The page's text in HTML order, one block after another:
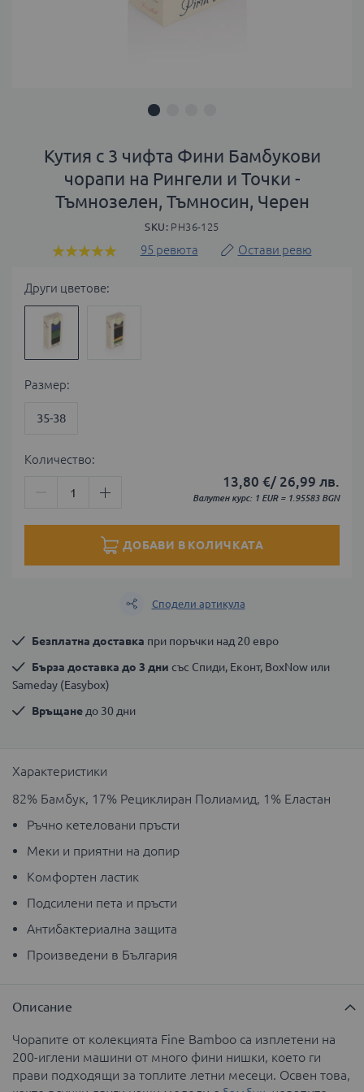
началото
Кутия с 3 чифта Фини Бамбукови
чорапи на Рингели и Точки -
Тъмнозелен, Тъмносин, Черен
SKU PH36-125
Оценка:
95 ревюта Остави ревю
Други цветове:
Размер
35-38
13,80 €/ 26,99 лв.
Валутен курс: 1 EUR = 1.95583 BGN
Количество:
ДОБАВИ В КОЛИЧКАТА
Сподели артикула
Безплатна доставка при поръчки над 20 евро
Бърза доставка до 3 дни със Спиди, Еконт, BoxNow или
Sameday (Easybox)
Връщане до 30 дни
Характеристики
82% Бамбук, 17% Рециклиран Полиамид, 1% Еластан
Ръчно кетеловани пръсти
Меки и приятни на допир
Комфортен ластик
Подсилени пета и пръсти
Антибактериална защита
Произведени в България
Описание
Чорапите от колекцията Fine Bamboo са изплетени на
200-иглени машини от много фини нишки, което ги
прави подходящи за топлите летни месеци. Освен това,